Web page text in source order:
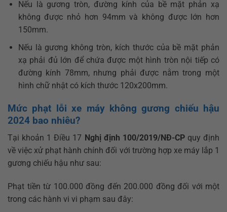
Nếu là gương tròn, đường kính của bề mặt phản xạ
không được nhỏ hơn 94mm và không được lớn hơn
150mm.
Nếu là gương không tròn, kích thước của bề mặt phản
xạ phải đủ lớn để chứa được một hình tròn nội tiếp có
đường kính 78mm, nhưng phải được nằm trong một
hình chữ nhật có kích thước 120x200mm.
Mức phạt lỗi xe máy không gương chiếu hậu
2024 bao nhiêu?
Tại khoản 1 Điều 17 Nghị định 100/2019/NĐ-CPquy định
về việc xử phạt hành chính đối với trường hợp xe máy lắp 1
gương chiếu hậu như sau:
Phạt tiền từ 100.000 đồng đến 200.000 đồng đối với một
trong các hành vi vi phạm sau đây: